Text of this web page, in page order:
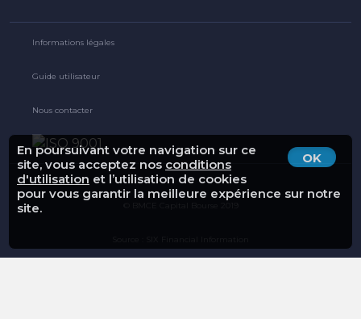
OK
En poursuivant votre navigation sur ce
site, vous acceptez nos conditions
d'utilisation et l’utilisation de cookies
pour vous garantir la meilleure expérience sur notre
site.
Informations légales
Guide utilisateur
Nous contacter